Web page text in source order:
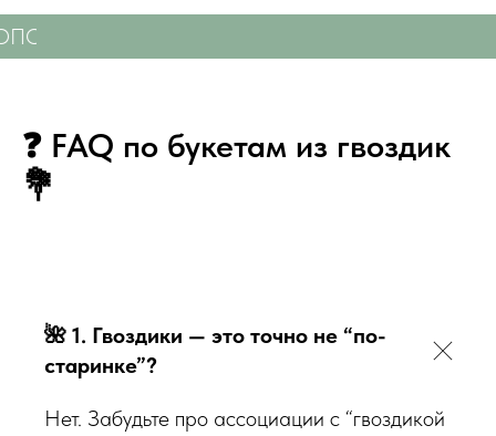
❓ FAQ по букетам из гвоздик
💐
🌺 1. Гвоздики — это точно не “по-
старинке”?
Нет. Забудьте про ассоциации с “гвоздикой